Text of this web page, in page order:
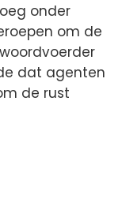
onder
om de
dat agenten
de rust